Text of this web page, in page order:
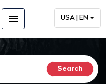
menu USA | EN